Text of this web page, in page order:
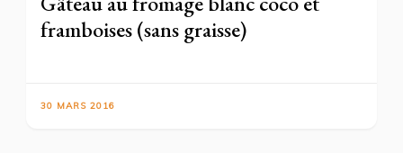
framboises (sans graisse)
30 MARS 2016